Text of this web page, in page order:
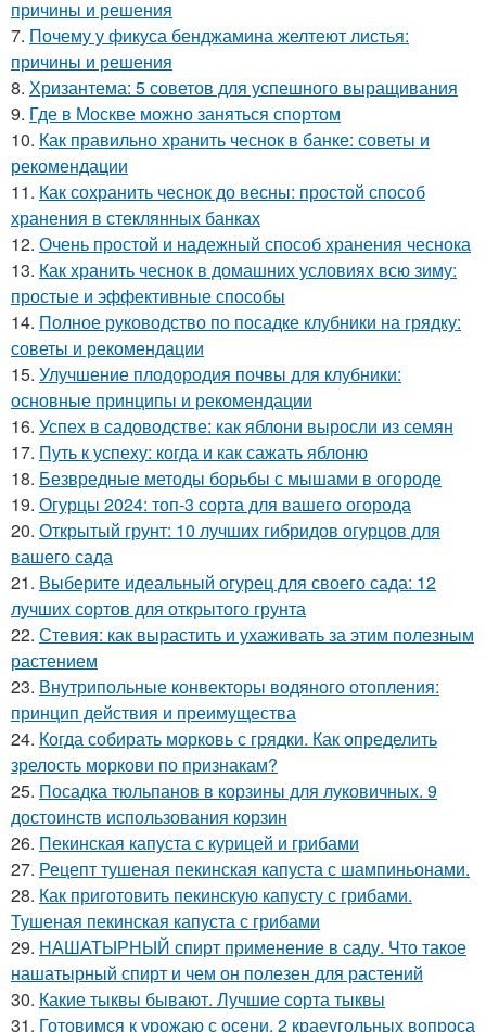
причины и решения
7. Почему у фикуса бенджамина желтеют листья:
причины и решения
8. Хризантема: 5 советов для успешного выращивания
9. Где в Москве можно заняться спортом
10. Как правильно хранить чеснок в банке: советы и
рекомендации
11. Как сохранить чеснок до весны: простой способ
хранения в стеклянных банках
12. Очень простой и надежный способ хранения чеснока
13. Как хранить чеснок в домашних условиях всю зиму:
простые и эффективные способы
14. Полное руководство по посадке клубники на грядку:
советы и рекомендации
15. Улучшение плодородия почвы для клубники:
основные принципы и рекомендации
16. Успех в садоводстве: как яблони выросли из семян
17. Путь к успеху: когда и как сажать яблоню
18. Безвредные методы борьбы с мышами в огороде
19. Огурцы 2024: топ-3 сорта для вашего огорода
20. Открытый грунт: 10 лучших гибридов огурцов для
вашего сада
21. Выберите идеальный огурец для своего сада: 12
лучших сортов для открытого грунта
22. Стевия: как вырастить и ухаживать за этим полезным
растением
23. Внутрипольные конвекторы водяного отопления:
принцип действия и преимущества
24. Когда собирать морковь с грядки. Как определить
зрелость моркови по признакам?
25. Посадка тюльпанов в корзины для луковичных. 9
достоинств использования корзин
26. Пекинская капуста с курицей и грибами
27. Рецепт тушеная пекинская капуста с шампиньонами.
28. Как приготовить пекинскую капусту с грибами.
Тушеная пекинская капуста с грибами
29. НАШАТЫРНЫЙ спирт применение в саду. Что такое
нашатырный спирт и чем он полезен для растений
30. Какие тыквы бывают. Лучшие сорта тыквы
31. Готовимся к урожаю с осени. 2 краеугольных вопроса